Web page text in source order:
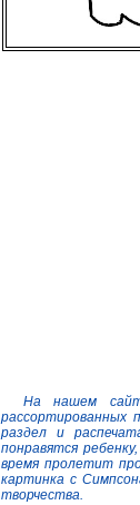
На нашем
рассортированных
раздел и
понравятся
время пролетит
картинка с
творчества.